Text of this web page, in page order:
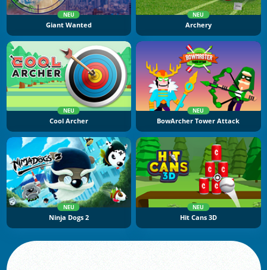
NEU
Giant Wanted
NEU
Archery
NEU
Cool Archer
NEU
BowArcher Tower Attack
NEU
Ninja Dogs 2
NEU
Hit Cans 3D